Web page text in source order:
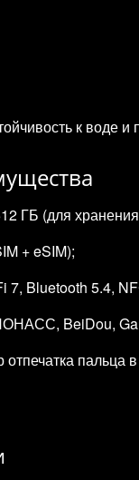
к воде
ГБ (для
+ eSIM);
7, Bluetooth 5.4,
BeiDou,
пальца